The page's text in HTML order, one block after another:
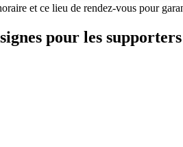
et ce lieu de rendez-vous pour
pour les